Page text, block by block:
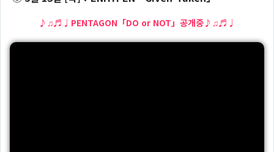
♪♫♬♩PENTAGON「DO or NOT」공개중♪♫♬♩